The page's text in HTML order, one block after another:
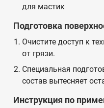
для мастик
Подготовка
Очистите доступ к
от грязи.
Специальная
состав вытесняет
Инструкция по